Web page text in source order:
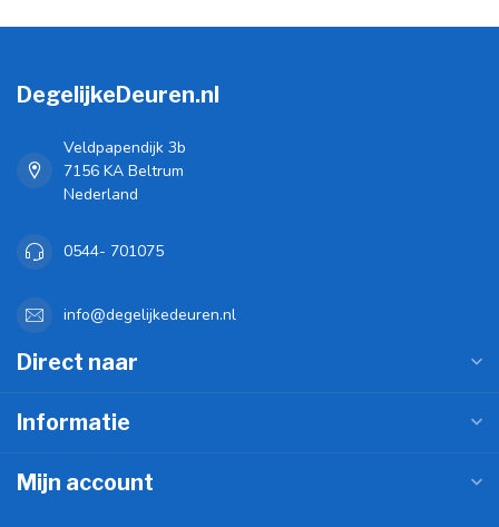
DegelijkeDeuren.nl
Veldpapendijk 3b
7156 KA Beltrum
Nederland
0544- 701075
info@degelijkedeuren.nl
Direct naar
Informatie
Mijn account